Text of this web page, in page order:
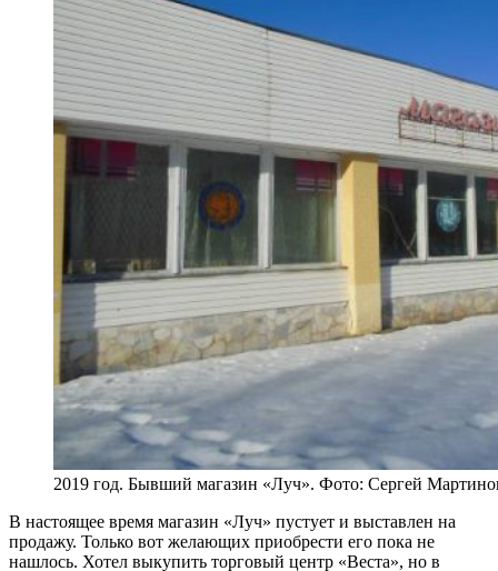
2019 год. Бывший магазин «Луч». Фото: Сергей
В настоящее время магазин «Луч» пустует и выставлен на
продажу. Только вот желающих приобрести его пока не
нашлось. Хотел выкупить торговый центр «Веста», но в